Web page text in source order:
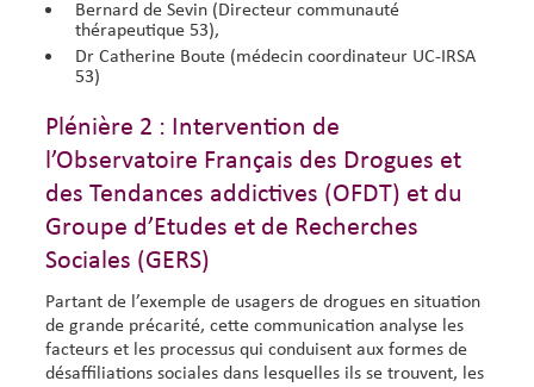
Bernard de Sevin (Directeur communauté
thérapeutique 53),
Dr Catherine Boute (médecin coordinateur UC-IRSA
53)
Plénière 2 : Intervention de
l’Observatoire Français des Drogues et
des Tendances addictives (OFDT) et du
Groupe d’Etudes et de Recherches
Sociales (GERS)
Partant de l’exemple de usagers de drogues en situation
de grande précarité, cette communication analyse les
facteurs et les processus qui conduisent aux formes de
désaffiliations sociales dans lesquelles ils se trouvent, les